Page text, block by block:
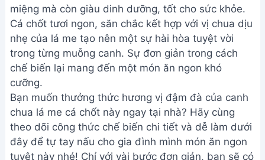
miệng mà còn giàu dinh dưỡng, tốt cho sức khỏe.
Cá chốt tươi ngon, săn chắc kết hợp với vị chua dịu
nhẹ của lá me tạo nên một sự hài hòa tuyệt vời
trong từng muỗng canh. Sự đơn giản trong cách
chế biến lại mang đến một món ăn ngon khó
cưỡng.
Bạn muốn thưởng thức hương vị đậm đà của canh
chua lá me cá chốt này ngay tại nhà? Hãy cùng
theo dõi công thức chế biến chi tiết và dễ làm dưới
đây để tự tay nấu cho gia đình mình món ăn ngon
tuyệt này nhé! Chỉ với vài bước đơn giản, bạn sẽ có